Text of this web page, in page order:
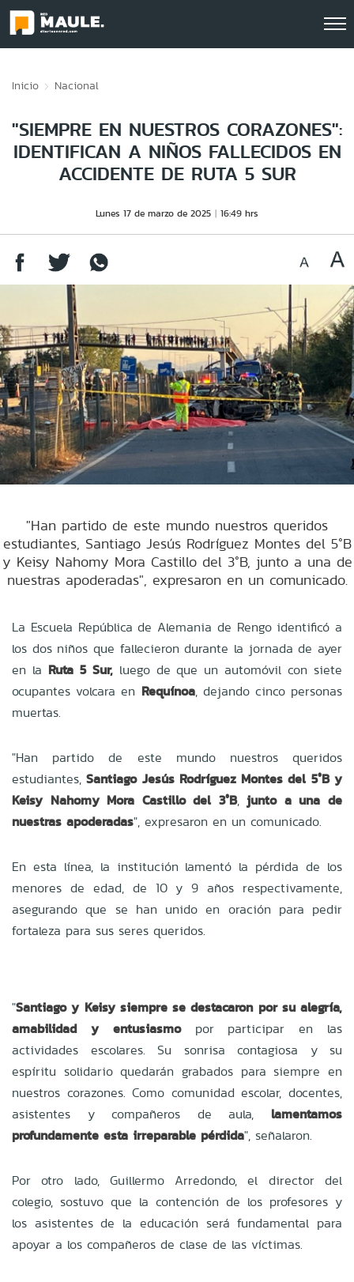
Inicio Nacional
"SIEMPRE EN NUESTROS CORAZONES":
IDENTIFICAN A NIÑOS FALLECIDOS EN
ACCIDENTE DE RUTA 5 SUR
Lunes 17 de marzo de 2025 16:49 hrs
"Han partido de este mundo nuestros queridos
estudiantes, Santiago Jesús Rodríguez Montes del 5°B
y Keisy Nahomy Mora Castillo del 3°B, junto a una de
nuestras apoderadas", expresaron en un comunicado.
La Escuela República de Alemania de Rengo identificó a
los dos niños que fallecieron durante la jornada de ayer
en la Ruta 5 Sur, luego de que un automóvil con siete
ocupantes volcara en Requínoa, dejando cinco personas
muertas.
"Han partido de este mundo nuestros queridos
estudiantes, Santiago Jesús Rodríguez Montes del 5°B y
Keisy Nahomy Mora Castillo del 3°B, junto a una de
nuestras apoderadas", expresaron en un comunicado.
En esta línea, la institución lamentó la pérdida de los
menores de edad, de 10 y 9 años respectivamente,
asegurando que se han unido en oración para pedir
fortaleza para sus seres queridos.
"Santiago y Keisy siempre se destacaron por su alegría,
amabilidad y entusiasmopor participar en las
actividades escolares. Su sonrisa contagiosa y su
espíritu solidario quedarán grabados para siempre en
nuestros corazones. Como comunidad escolar, docentes,
asistentes y compañeros de aula,
lamentamos
profundamente esta irreparable pérdida", señalaron.
Por otro lado, Guillermo Arredondo, el director del
colegio, sostuvo que la contención de los profesores y
los asistentes de la educación será fundamental para
apoyar a los compañeros de clase de las víctimas.